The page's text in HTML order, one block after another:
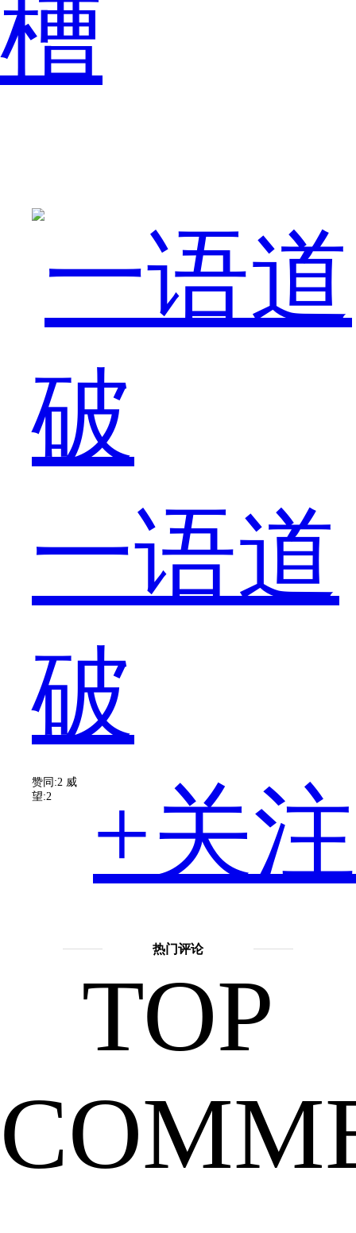
经
开
始
占
领
全
球
市
场，
槽
一语道
破
+关注
赞同:2 威
望:2
擅长
话
题：
许
愿
池
热门评论
TOP